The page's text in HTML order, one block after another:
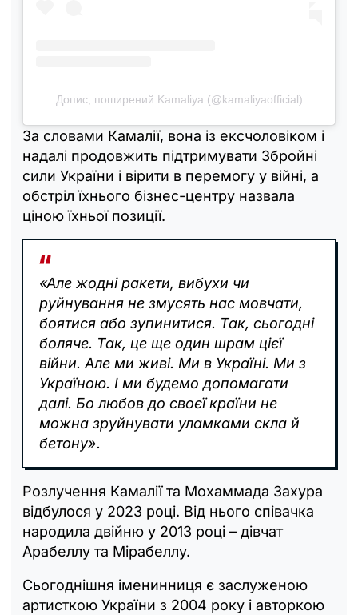
Допис, поширений Kamaliya (@kamaliyaofficial)
За словами Камалії, вона із ексчоловіком і
надалі продовжить підтримувати Збройні
сили України і вірити в перемогу у війні, а
обстріл їхнього бізнес-центру назвала
ціною їхньої позиції.
«Але жодні ракети, вибухи чи
руйнування не змусять нас мовчати,
боятися або зупинитися. Так, сьогодні
боляче. Так, це ще один шрам цієї
війни. Але ми живі. Ми в Україні. Ми з
Україною. І ми будемо допомагати
далі. Бо любов до своєї країни не
можна зруйнувати уламками скла й
бетону».
Розлучення Камалії та Мохаммада Захура
відбулося у 2023 році. Від нього співачка
народила двійню у 2013 році – дівчат
Арабеллу та Мірабеллу.
Сьогоднішня іменинниця є заслуженою
артисткою України з 2004 року і авторкою